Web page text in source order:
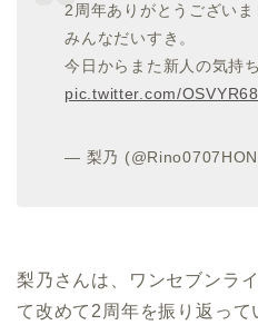
2周年ありがとうござい
みんなだいすき。
今日からまた新人の気持
pic.twitter.com/
— 梨乃
梨乃さんは、ワンセブンラ
て改めて2周年を振り返っ